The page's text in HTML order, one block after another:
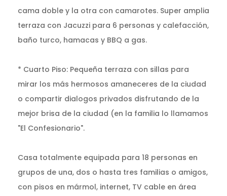
cama doble y la otra con camarotes. Super amplia
terraza con Jacuzzi para 6 personas y calefacción,
baño turco, hamacas y BBQ a gas.
* Cuarto Piso: Pequeña terraza con sillas para
mirar los más hermosos amaneceres de la ciudad
o compartir dialogos privados disfrutando de la
mejor brisa de la ciudad (en la familia lo llamamos
"El Confesionario".
Casa totalmente equipada para 18 personas en
grupos de una, dos o hasta tres familias o amigos,
con pisos en mármol, internet, TV cable en área